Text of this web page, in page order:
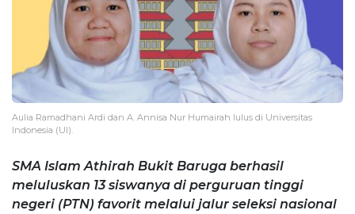
Aulia Ramadhani Ardi dan A. Annisa Nur Humairah lulus di Universitas
Indonesia (UI).
SMA Islam Athirah Bukit Baruga berhasil
meluluskan 13 siswanya di perguruan tinggi
negeri (PTN) favorit melalui jalur seleksi nasional